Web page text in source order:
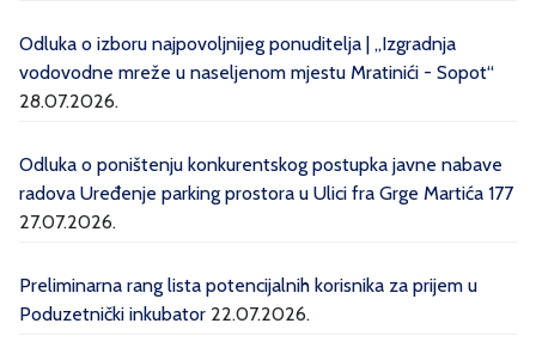
Odluka o izboru najpovoljnijeg ponuditelja | „Izgradnja
vodovodne mreže u naseljenom mjestu Mratinići - Sopot“
28.07.2026.
Odluka o poništenju konkurentskog postupka javne nabave
radova Uređenje parking prostora u Ulici fra Grge Martića 177
27.07.2026.
Preliminarna rang lista potencijalnih korisnika za prijem u
Poduzetnički inkubator 22.07.2026.